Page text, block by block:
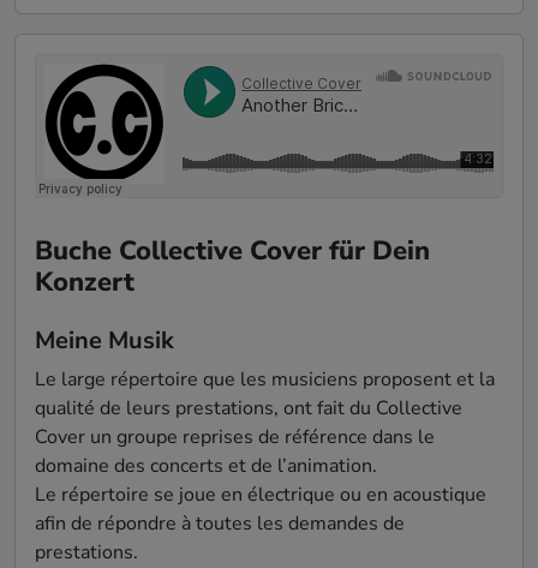
Buche Collective Cover für Dein
Konzert
Meine Musik
Le large répertoire que les musiciens proposent et la
qualité de leurs prestations, ont fait du Collective
Cover un groupe reprises de référence dans le
domaine des concerts et de l’animation.
Le répertoire se joue en électrique ou en acoustique
afin de répondre à toutes les demandes de
prestations.